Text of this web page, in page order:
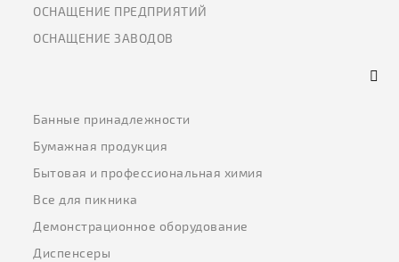
ОСНАЩЕНИЕ ПРЕДПРИЯТИЙ
ОСНАЩЕНИЕ ЗАВОДОВ
Банные принадлежности
Бумажная продукция
Бытовая и профессиональная химия
Все для пикника
Демонстрационное оборудование
Диспенсеры